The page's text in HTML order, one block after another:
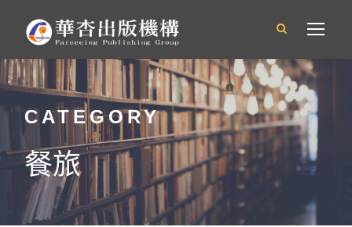
CATEGORY
餐旅